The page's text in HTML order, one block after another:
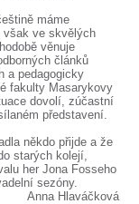
máme
však ve skvělých
věnuje
článků
a pedagogicky
fakulty Masarykovy
dovolí, zúčastní
představení.
někdo přijde a že
starých kolejí,
her Jona Fosseho
sezóny.
Anna Hlaváčková